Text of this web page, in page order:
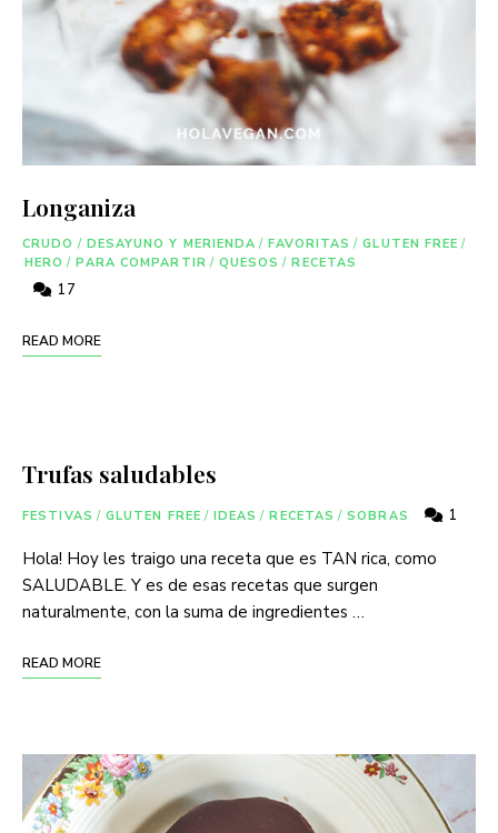
Longaniza
CRUDO / DESAYUNO Y MERIENDA / FAVORITAS / GLUTEN FREE /
HERO / PARA COMPARTIR / QUESOS / RECETAS
17
READ MORE
Trufas saludables
FESTIVAS / GLUTEN FREE / IDEAS / RECETAS / SOBRAS 1
Hola! Hoy les traigo una receta que es TAN rica, como
SALUDABLE. Y es de esas recetas que surgen
naturalmente, con la suma de ingredientes …
READ MORE